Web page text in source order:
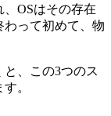
OSはその存在
わって初めて、物
、この3つのス
。